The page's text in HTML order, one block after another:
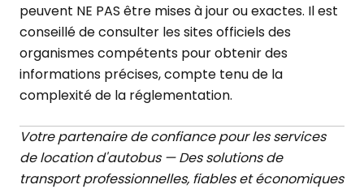
peuvent NE PAS être mises à jour ou exactes. Il est
conseillé de consulter les sites officiels des
organismes compétents pour obtenir des
informations précises, compte tenu de la
complexité de la réglementation.
Votre partenaire de confiance pour les services
de location d'autobus — Des solutions de
transport professionnelles, fiables et économiques